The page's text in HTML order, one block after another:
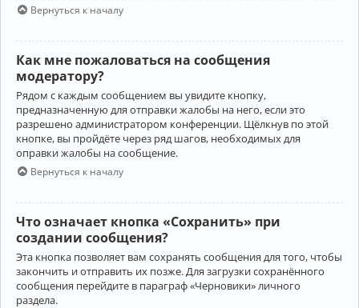
Вернуться к началу
Как мне пожаловаться на сообщения
модератору?
Рядом с каждым сообщением вы увидите кнопку,
предназначенную для отправки жалобы на него, если это
разрешено администратором конференции. Щёлкнув по этой
кнопке, вы пройдёте через ряд шагов, необходимых для
оправки жалобы на сообщение.
Вернуться к началу
Что означает кнопка «Сохранить» при
создании сообщения?
Эта кнопка позволяет вам сохранять сообщения для того, чтобы
закончить и отправить их позже. Для загрузки сохранённого
сообщения перейдите в параграф «Черновики» личного
раздела.